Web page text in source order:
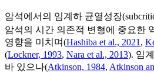
암석에서의 임계하 균열성장
암석의 시간 의존적 변형에 중요한
영향을 미치며(Hashiba et al., 2021 ,
(Lockner, 1993, Nara et al., 2013). 임
바 있으나(Atkinson, 1984, Atkinson